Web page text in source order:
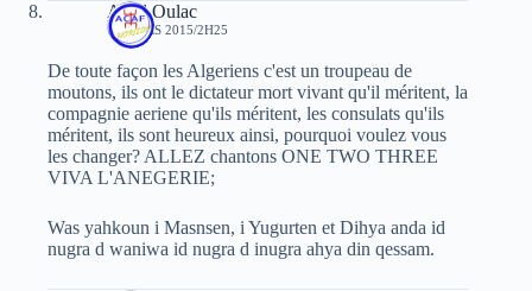
Aksil Oulac
13 MARS 2015/2H25
De toute façon les Algeriens c'est un troupeau de
moutons, ils ont le dictateur mort vivant qu'il méritent, la
compagnie aeriene qu'ils méritent, les consulats qu'ils
méritent, ils sont heureux ainsi, pourquoi voulez vous
les changer? ALLEZ chantons ONE TWO THREE
VIVA L'ANEGERIE;
Was yahkoun i Masnsen, i Yugurten et Dihya anda id
nugra d waniwa id nugra d inugra ahya din qessam.